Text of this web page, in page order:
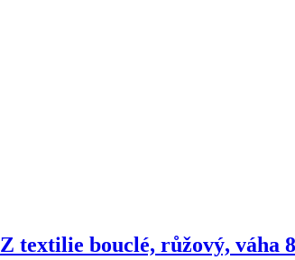
Z textilie bouclé, růžový, váha